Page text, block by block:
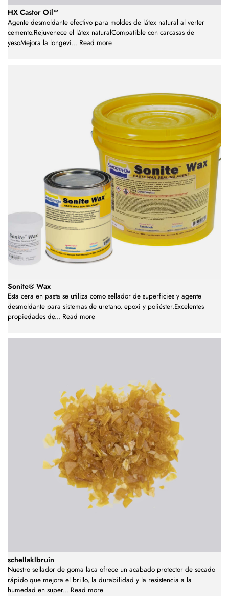
HX Castor Oil™
Agente desmoldante efectivo para moldes de látex natural al verter
cemento.Rejuvenece el látex naturalCompatible con carcasas de
yesoMejora la longevi... Read more
Sonite® Wax
Esta cera en pasta se utiliza como sellador de superficies y agente
desmoldante para sistemas de uretano, epoxi y poliéster.Excelentes
propiedades de... Read more
schellaklbruin
Nuestro sellador de goma laca ofrece un acabado protector de secado
rápido que mejora el brillo, la durabilidad y la resistencia a la
humedad en super... Read more